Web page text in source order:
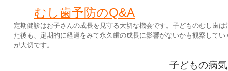
むし歯予防のQ&A
定期健診はお子さんの成長を見守る大切な機会です。子どものむし歯は
た後も、定期的に経過をみて永久歯の成長に影響がないかも観察してい
が大切です。
子どもの病気